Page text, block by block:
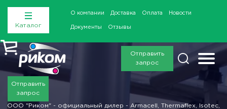
Каталог
О компании Доставка Оплата Новости
Документы Отзывы
Отправить
запрос
Отправить
запрос
ООО "Риком" - официальный дилер - Armacell, Thermaflex, Isotec,